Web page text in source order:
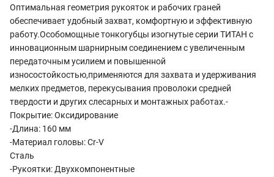
Оптимальная геометрия рукояток и рабочих граней
обеспечивает удобный захват, комфортную и эффективную
работу.Особомощные тонкогубцы изогнутые серии ТИТАН с
инновационным шарнирным соединением с увеличенным
передаточным усилием и повышенной
износостойкостью,применяются для захвата и удерживания
мелких предметов, перекусывания проволоки средней
твердости и других слесарных и монтажных работах.-
Покрытие: Оксидирование
-Длина: 160 мм
-Материал головы: Cr-V
Сталь
-Рукоятки: Двухкомпонентные